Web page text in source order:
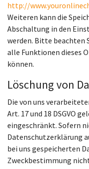
http://
Weiteren kann die
Abschaltung in den
werden. Bitte beachten
alle Funktionen dieses
können.
Löschung von
Die von uns
Art. 17 und 18 DSGVO
eingeschränkt. Sofern
Datenschutzerklärung
bei uns gespeicherten
Zweckbestimmung